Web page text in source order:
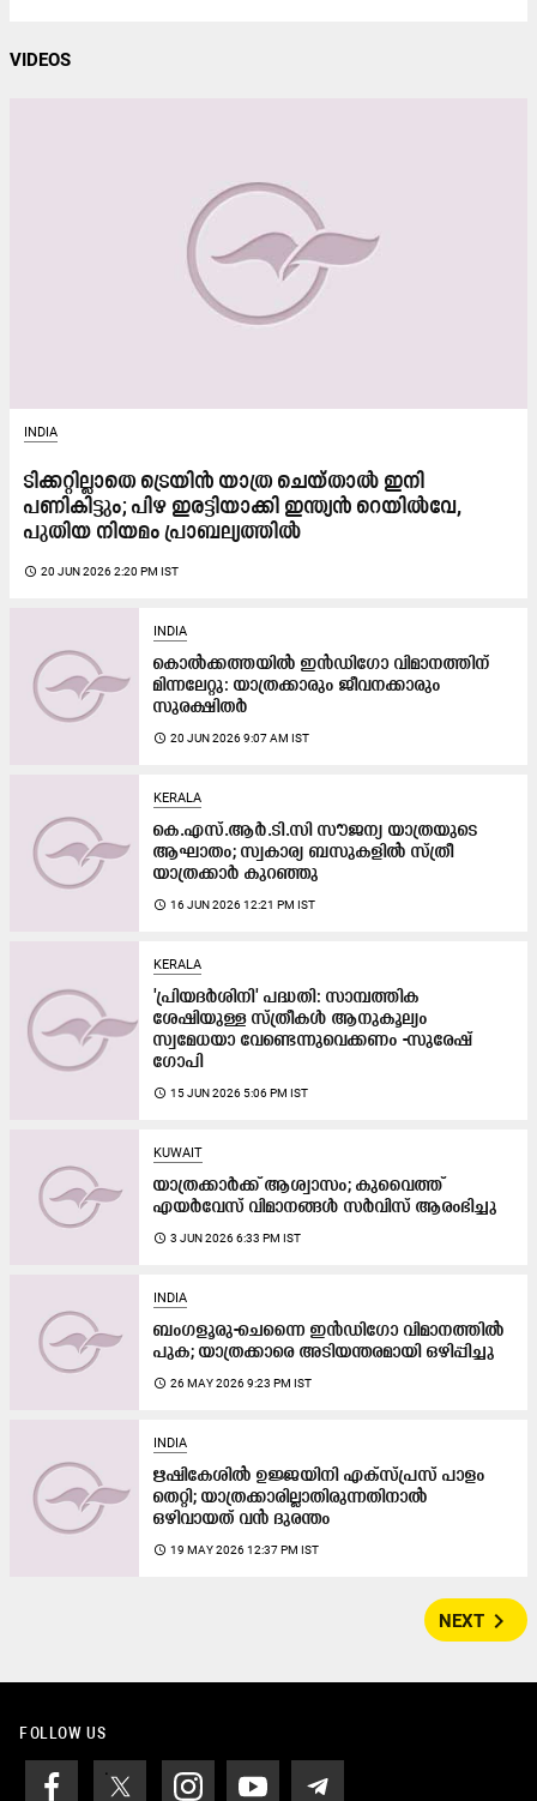
VIDEOS
INDIA
ടിക്കറ്റില്ലാതെ ട്രെയിൻ യാത്ര ചെയ്താൽ ഇനി
പണികിട്ടും; പിഴ ഇരട്ടിയാക്കി ഇന്ത്യൻ റെയിൽവേ,
പുതിയ നിയമം പ്രാബല്യത്തിൽ
access_time 20 JUN 2026 2:20 PM IST
INDIA
കൊൽക്കത്തയിൽ ഇൻഡിഗോ വിമാനത്തിന്
മിന്നലേറ്റു: യാത്രക്കാരും ജീവനക്കാരും
സുരക്ഷിതർ
access_time 20 JUN 2026 9:07 AM IST
KERALA
കെ.എസ്.ആർ.ടി.സി സൗജന്യ യാത്രയുടെ
ആഘാതം; സ്വകാര്യ ബസുകളിൽ സ്ത്രീ
യാത്രക്കാർ കുറഞ്ഞു
access_time 16 JUN 2026 12:21 PM IST
KERALA
'പ്രിയദർശിനി' പദ്ധതി: സാമ്പത്തിക
ശേഷിയുള്ള സ്ത്രീകൾ ആനുകൂല്യം
സ്വമേധയാ വേണ്ടെന്നുവെക്കണം -സുരേഷ്
ഗോപി
access_time 15 JUN 2026 5:06 PM IST
KUWAIT
യാത്രക്കാർക്ക് ആശ്വാസം; കുവൈത്ത്
എയർവേസ് വിമാനങ്ങൾ സർവിസ് ആരംഭിച്ചു
access_time 3 JUN 2026 6:33 PM IST
INDIA
ബംഗളൂരു-ചെന്നൈ ഇൻഡിഗോ വിമാനത്തിൽ
പുക; യാത്രക്കാരെ അടിയന്തരമായി ഒഴിപ്പിച്ചു
access_time 26 MAY 2026 9:23 PM IST
INDIA
ഋഷികേശിൽ ഉജ്ജയിനി എക്സ്പ്രസ് പാളം
തെറ്റി; യാത്രക്കാരില്ലാതിരുന്നതിനാൽ
ഒഴിവായത് വൻ ദുരന്തം
access_time 19 MAY 2026 12:37 PM IST
NEXT navigate_next
FOLLOW US